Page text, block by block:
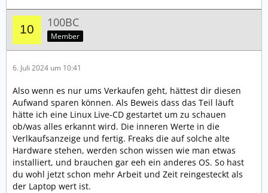
100BC
Member
6. Juli 2024 um 10:41
Also wenn es nur ums Verkaufen geht, hättest dir diesen
Aufwand sparen können. Als Beweis dass das Teil läuft
hätte ich eine Linux Live-CD gestartet um zu schauen
ob/was alles erkannt wird. Die inneren Werte in die
Verlkaufsanzeige und fertig. Freaks die auf solche alte
Hardware stehen, werden schon wissen wie man etwas
installiert, und brauchen gar eeh ein anderes OS. So hast
du wohl jetzt schon mehr Arbeit und Zeit reingesteckt als
der Laptop wert ist.